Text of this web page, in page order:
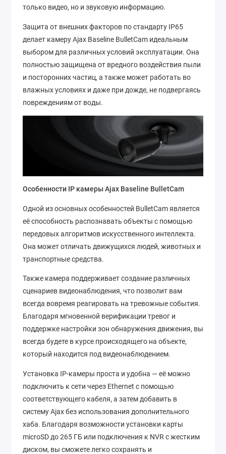
только видео, но и звуковую информацию.
Защита от внешних факторов по стандарту IP65
делает камеру Ajax Baseline BulletCam идеальным
выбором для различных условий эксплуатации. Она
полностью защищена от вредного воздействия пыли
и посторонних частиц, а также может работать во
влажных условиях и даже при дожде, не подвергаясь
повреждениям от воды.
Особенности IP камеры Ajax Baseline BulletCam
Одной из основных особенностей BulletCam является
её способность распознавать объекты с помощью
передовых алгоритмов искусственного интеллекта.
Она может отличать движущихся людей, животных и
транспортные средства.
Также камера поддерживает создание различных
сценариев видеонаблюдения, что позволит вам
всегда вовремя реагировать на тревожные события.
Благодаря мгновенной верификации тревог и
поддержке настройки зон обнаружения движения, вы
всегда будете в курсе происходящего на объекте,
который находится под видеонаблюдением.
Установка IP-камеры проста и удобна — её можно
подключить к сети через Ethernet с помощью
соответствующего кабеля, а затем добавить в
систему Ajax без использования дополнительного
хаба. Благодаря возможности установки карты
microSD до 265 ГБ или подключения к NVR с жестким
диском, вы сможете легко сохранять и